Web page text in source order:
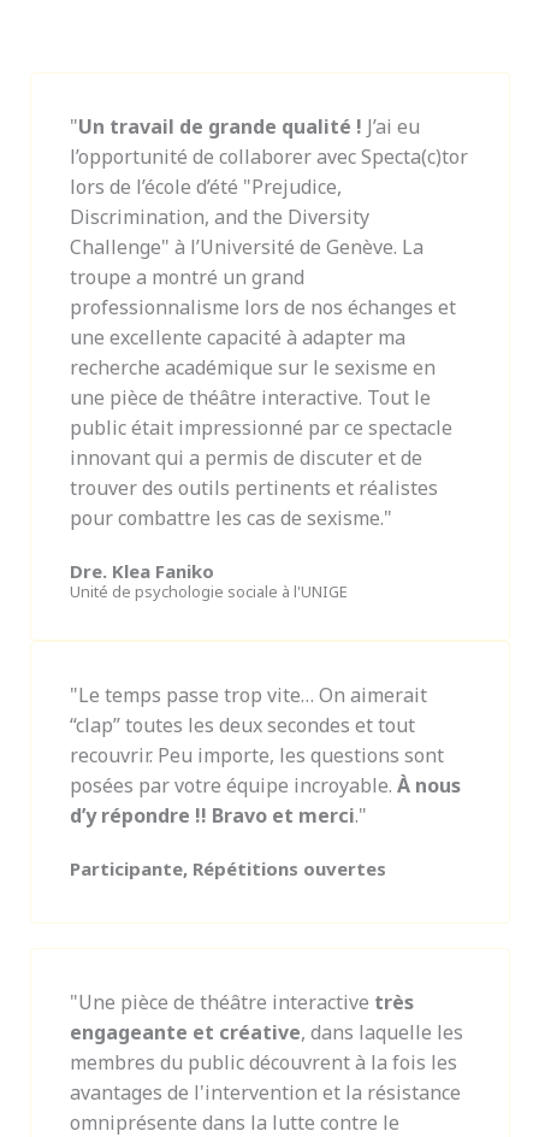
"Un travail de grande qualité ! J’ai eu
l’opportunité de collaborer avec Specta(c)tor
lors de l’école d’été "Prejudice,
Discrimination, and the Diversity
Challenge" à l’Université de Genève. La
troupe a montré un grand
professionnalisme lors de nos échanges et
une excellente capacité à adapter ma
recherche académique sur le sexisme en
une pièce de théâtre interactive. Tout le
public était impressionné par ce spectacle
innovant qui a permis de discuter et de
trouver des outils pertinents et réalistes
pour combattre les cas de sexisme."
Dre. Klea Faniko
Unité de psychologie sociale à l'UNIGE
"Le temps passe trop vite… On aimerait
“clap” toutes les deux secondes et tout
recouvrir. Peu importe, les questions sont
posées par votre équipe incroyable. À nous
d’y répondre !! Bravo et merci."
Participante, Répétitions ouvertes
"Une pièce de théâtre interactive très
engageante et créative, dans laquelle les
membres du public découvrent à la fois les
avantages de l'intervention et la résistance
omniprésente dans la lutte contre le